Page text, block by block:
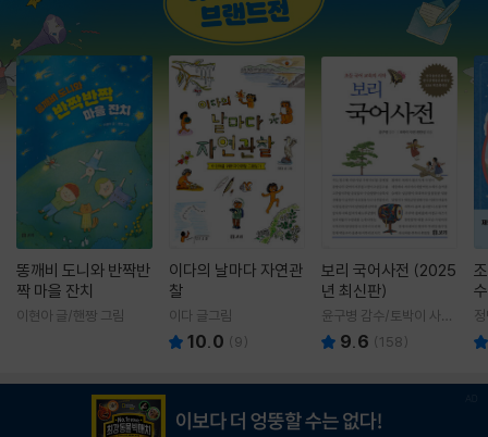
똥깨비 도니와 반짝반
짝 마을 잔치
이현아 글/핸짱 그림
이다의 날마다 자연관
찰
이다 글그림
10.0 (9)
보리 국어사전 (2025
년 최신판)
윤구병 감수/토박이 사전
편찬실 편
9.6 (158)